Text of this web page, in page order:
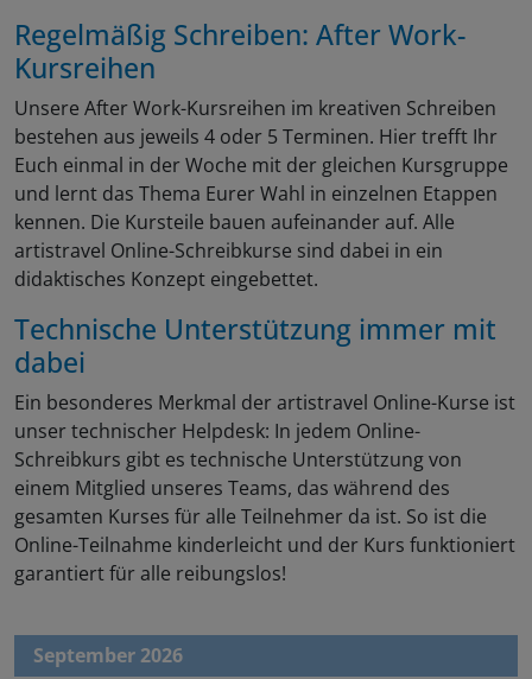
Regelmäßig Schreiben: After Work-
Kursreihen
Unsere After Work-Kursreihen im kreativen Schreiben
bestehen aus jeweils 4 oder 5 Terminen. Hier trefft Ihr
Euch einmal in der Woche mit der gleichen Kursgruppe
und lernt das Thema Eurer Wahl in einzelnen Etappen
kennen. Die Kursteile bauen aufeinander auf. Alle
artistravel Online-Schreibkurse sind dabei in ein
didaktisches Konzept eingebettet.
Technische Unterstützung immer mit
dabei
Ein besonderes Merkmal der artistravel Online-Kurse ist
unser technischer Helpdesk: In jedem Online-
Schreibkurs gibt es technische Unterstützung von
einem Mitglied unseres Teams, das während des
gesamten Kurses für alle Teilnehmer da ist. So ist die
Online-Teilnahme kinderleicht und der Kurs funktioniert
garantiert für alle reibungslos!
September 2026